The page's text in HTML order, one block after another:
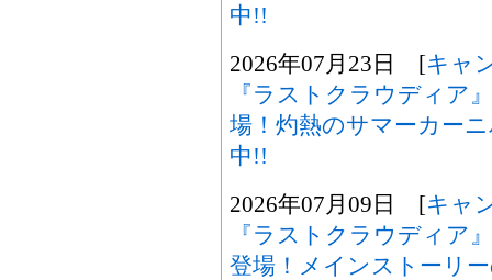
中!!
2026年07月23日 [キャ
『ラストクラウディア
場！灼熱のサマーカー
中!!
2026年07月09日 [キャ
『ラストクラウディア
登場！メインストーリ